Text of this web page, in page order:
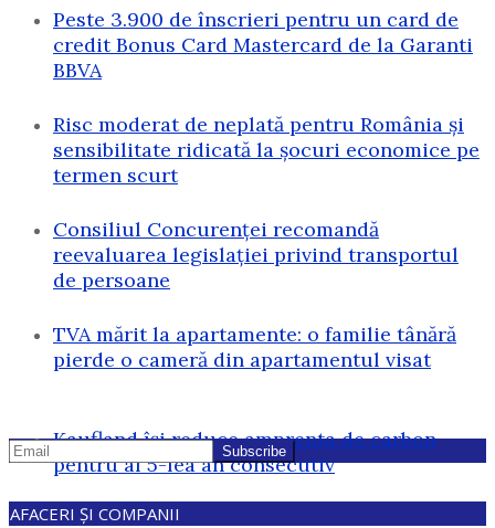
Peste 3.900 de înscrieri pentru un card de
credit Bonus Card Mastercard de la Garanti
BBVA
Risc moderat de neplată pentru România și
sensibilitate ridicată la șocuri economice pe
termen scurt
Consiliul Concurenței recomandă
reevaluarea legislației privind transportul
de persoane
TVA mărit la apartamente: o familie tânără
pierde o cameră din apartamentul visat
Kaufland își reduce amprenta de carbon
pentru al 5-lea an consecutiv
AFACERI ȘI COMPANII